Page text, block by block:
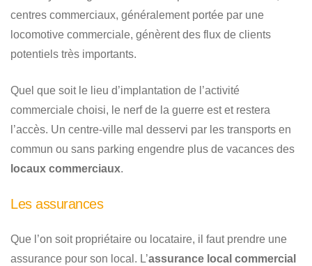
centres commerciaux, généralement portée par une
locomotive commerciale, génèrent des flux de clients
potentiels très importants.
Quel que soit le lieu d’implantation de l’activité
commerciale choisi, le nerf de la guerre est et restera
l’accès. Un centre-ville mal desservi par les transports en
commun ou sans parking engendre plus de vacances des
locaux commerciaux.
Les assurances
Que l’on soit propriétaire ou locataire, il faut prendre une
assurance pour son local. L’assurance local commercial